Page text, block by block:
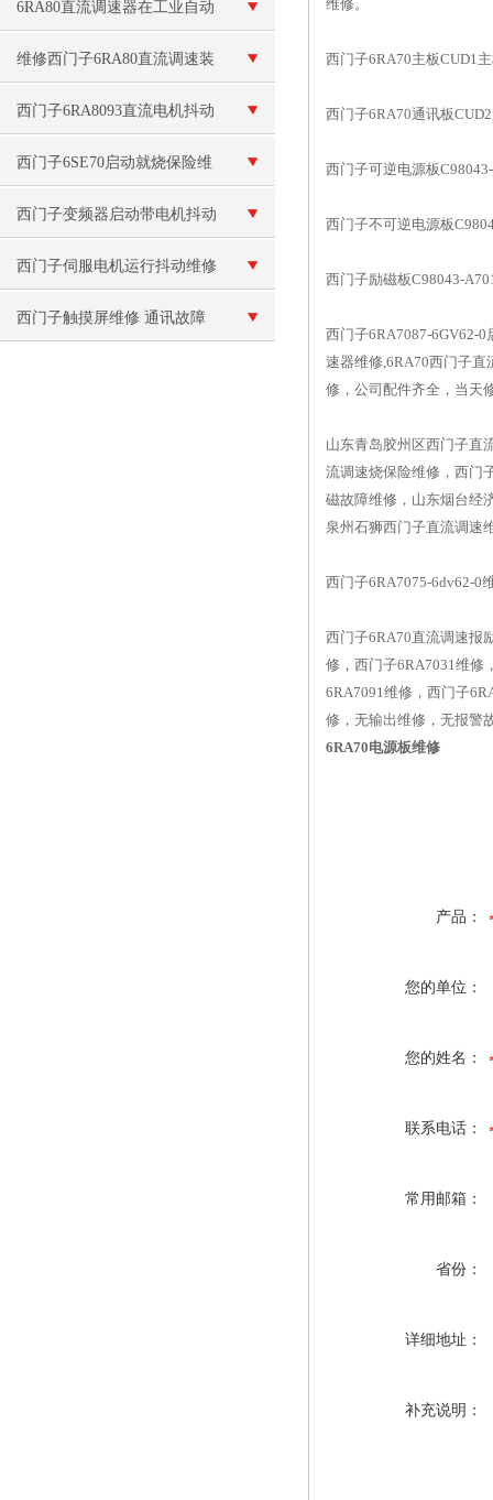
6RA80直流调速器在工业自动
化中的应用案例
维修西门子6RA80直流调速装
置现场处理
西门子6RA8093直流电机抖动
维修控制柜坏
西门子6SE70启动就烧保险维
修
西门子变频器启动带电机抖动
西门子伺服电机运行抖动维修
西门子触摸屏维修 通讯故障
维修。
西门子6RA70主板CUD1
西门子6RA70通讯板
西门子可逆电源板
西门子不可逆电源板
西门子励磁板C98043-
西门子6RA7087-6GV62-
速器维修,6RA70西门子直
修，公司配件齐全，当天
山东青岛胶州区西门子直
流调速烧保险维修，西门
磁故障维修，山东烟台经
泉州石狮西门子直流调速
西门子6RA7075-6dv62-0
西门子6RA70直流调速报
修，西门子6RA7031维修
6RA7091维修，西门子
修，无输出维修，无报警
6RA70电源板维修
产品：
您的单位：
您的姓名：
联系电话：
常用邮箱：
省份：
详细地址：
补充说明：